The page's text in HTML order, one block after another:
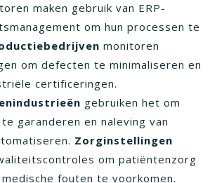
maken gebruik van ERP-
om hun processen te
monitoren
om defecten te minimaliseren en
certificeringen.
gebruiken het om
garanderen en naleving van
Zorginstellingen
om patiëntenzorg
fouten te voorkomen.